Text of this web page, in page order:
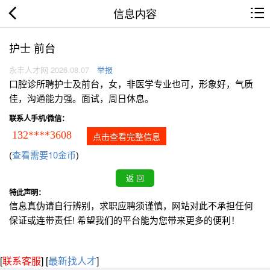
信息内容
护士 前台
永丰人才网 2026.08.07 举报
口腔诊所聘护士及前台，女，非医学专业也可，形象好，气质
佳，沟通能力强。面试，周日休息。
联系人手机/微信：
132****3608 点击查看完整信息
(查看需要10金币)
特此声明：
信息真伪请自行辨别，求职应聘须谨慎，网站对此不承担任何
保证或连带责任! 希望我们的平台能为您带来更多的便利！
[联系客服] [最新找人才]